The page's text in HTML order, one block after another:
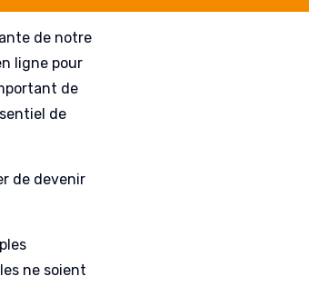
de notre
ligne pour
de
de
de devenir
ne soient